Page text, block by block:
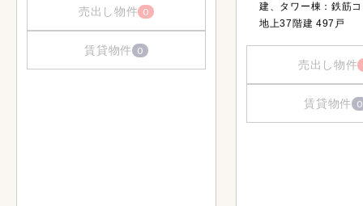
売出し物件 0
賃貸物件 0
建、タワー棟：鉄筋
地上37階建 497戸
売出し物件
賃貸物件 0